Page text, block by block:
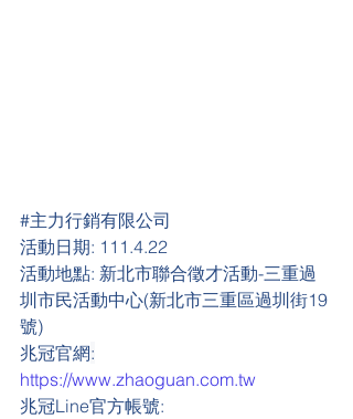
#主力行銷有限公司
活動日期: 111.4.22
活動地點: 新北市聯合徵才活動-三重過
圳市民活動中心(新北市三重區過圳街19
號)
兆冠官網:
https://www.zhaoguan.com.tw
兆冠Line官方帳號: